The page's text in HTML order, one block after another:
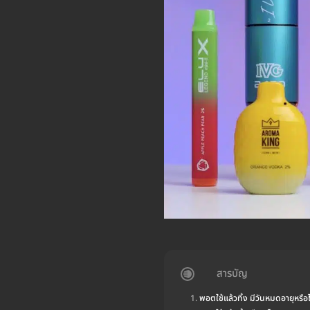
สารบัญ
พอตใช้แล้วทิ้ง มีวันหมดอายุหรือ